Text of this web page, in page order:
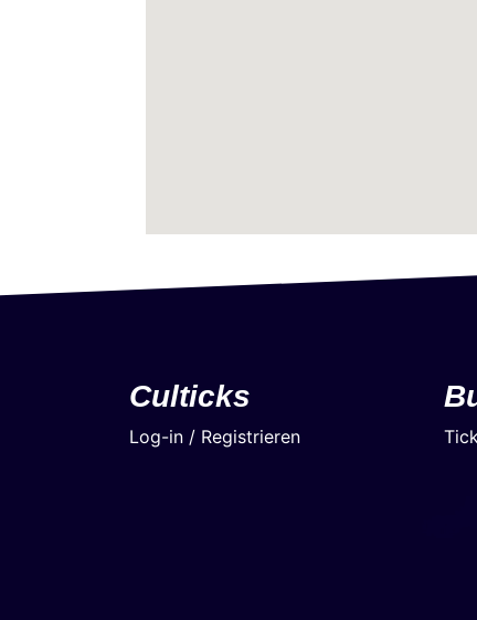
Culticks
Log-in / Registrieren